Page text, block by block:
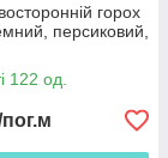
горох
персиковий,
122 од.